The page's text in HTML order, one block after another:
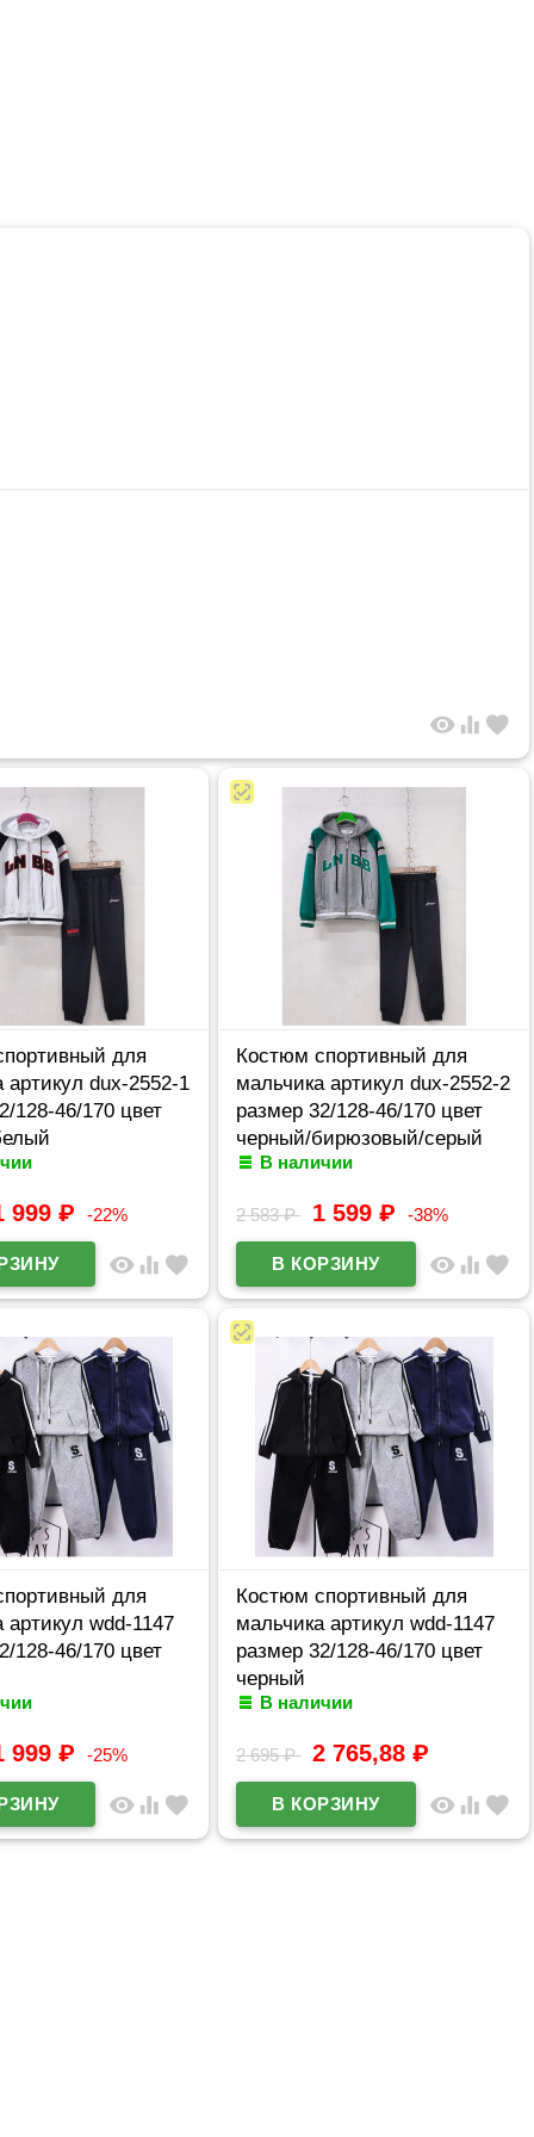
visibility equalizer favorite
для
артикул dux-2552-1
128-46/170 цвет
999₽ -22%
visibility equalizer favorite
Костюм спортивный для
мальчика артикул dux-2552-2
размер 32/128-46/170 цвет
черный/бирюзовый/серый
В наличии
2 583₽ 1 599₽ -38%
visibility equalizer favorite
для
артикул wdd-1147
128-46/170 цвет
999₽ -25%
visibility equalizer favorite
Костюм спортивный для
мальчика артикул wdd-1147
размер 32/128-46/170 цвет
черный
В наличии
2 695₽ 2 765,88₽
visibility equalizer favorite